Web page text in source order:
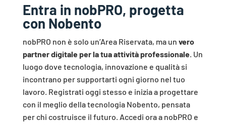
Entra in nobPRO, progetta
con Nobento
nobPRO non è solo un’Area Riservata, ma un vero
partner digitale per la tua attività professionale. Un
luogo dove tecnologia, innovazione e qualità si
incontrano per supportarti ogni giorno nel tuo
lavoro. Registrati oggi stesso e inizia a progettare
con il meglio della tecnologia Nobento, pensata
per chi costruisce il futuro. Accedi ora a nobPRO e